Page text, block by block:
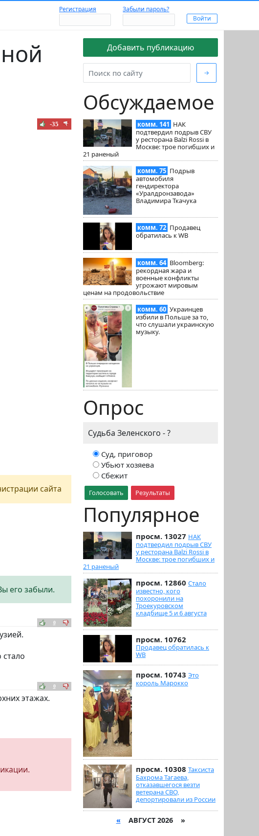
Регистрация Забыли пароль?
Добавить публикацию
→
Обсуждаемое
комм. 141 НАК
подтвердил подрыв СВУ
у ресторана Balzi Rossi в
Москве: трое погибших и
21 раненый
комм. 75 Подрыв
автомобиля
гендиректора
«Уралдронзавода»
Владимира Ткачука
комм. 72 Продавец
обратилась к WB
комм. 64 Bloomberg:
рекордная жара и
военные конфликты
угрожают мировым
ценам на продовольствие
комм. 60 Украинцев
избили в Польше за то,
что слушали украинскую
музыку.
Опрос
Судьба Зеленского - ?
Суд, приговор
Убьют хозяева
Сбежит
Голосовать Результаты
Популярное
просм. 13027 НАК
подтвердил подрыв СВУ
у ресторана Balzi Rossi в
Москве: трое погибших и
21 раненый
просм. 12860 Стало
известно, кого
похоронили на
Троекуровском
кладбище 5 и 6 августа
просм. 10762
Продавец обратилась к
WB
просм. 10743 Это
король Марокко
просм. 10308 Таксиста
Бахрома Тагаева,
отказавшегося везти
ветерана СВО,
депортировали из России
« АВГУСТ 2026 »
-35
сайта
его забыли.
0
0
этажах.